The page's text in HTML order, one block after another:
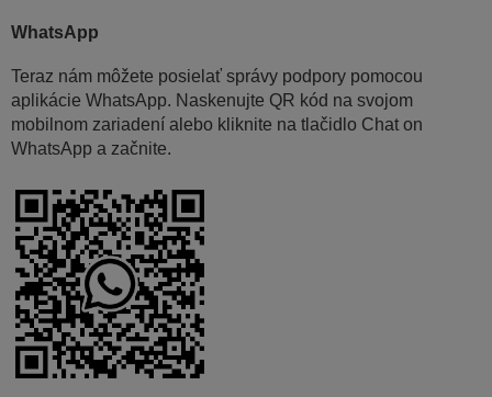
WhatsApp
Teraz nám môžete posielať správy podpory pomocou
aplikácie WhatsApp. Naskenujte QR kód na svojom
mobilnom zariadení alebo kliknite na tlačidlo Chat on
WhatsApp a začnite.